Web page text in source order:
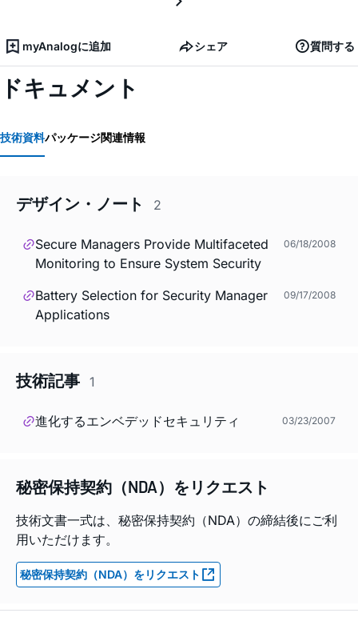
myAnalogに追加 シェア 質問する
ドキュメント
技術資料パッケージ関連情報
デザイン・ノート 2
Secure Managers Provide Multifaceted
Monitoring to Ensure System Security
06/18/2008
Battery Selection for Security Manager
Applications
09/17/2008
技術記事 1
進化するエンベデッドセキュリティ 03/23/2007
秘密保持契約（NDA）をリクエスト
技術文書一式は、秘密保持契約（NDA）の締結後にご利
用いただけます。
秘密保持契約（NDA）をリクエスト